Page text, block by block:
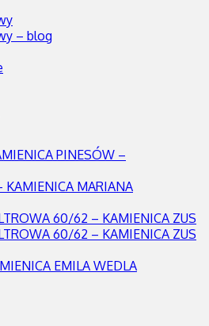
– blog
PINESÓW –
KAMIENICA MARIANA
60/62 – KAMIENICA ZUS
60/62 – KAMIENICA ZUS
EMILA WEDLA